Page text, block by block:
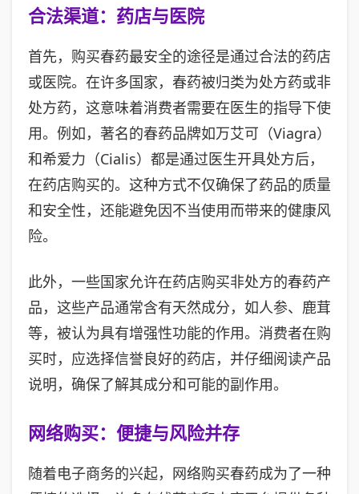
合法渠道：药店与医院
首先，购买春药最安全的途径是通过合法的药店
或医院。在许多国家，春药被归类为处方药或非
处方药，这意味着消费者需要在医生的指导下使
用。例如，著名的春药品牌如万艾可（Viagra）
和希爱力（Cialis）都是通过医生开具处方后，
在药店购买的。这种方式不仅确保了药品的质量
和安全性，还能避免因不当使用而带来的健康风
险。
此外，一些国家允许在药店购买非处方的春药产
品，这些产品通常含有天然成分，如人参、鹿茸
等，被认为具有增强性功能的作用。消费者在购
买时，应选择信誉良好的药店，并仔细阅读产品
说明，确保了解其成分和可能的副作用。
网络购买：便捷与风险并存
随着电子商务的兴起，网络购买春药成为了一种